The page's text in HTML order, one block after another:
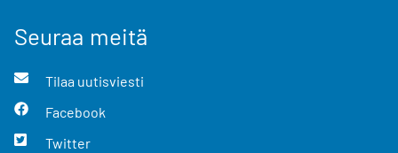
Seuraa meitä
Tilaa uutisviesti
Facebook
Twitter